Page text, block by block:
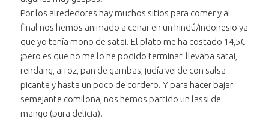
Por los alrededores hay muchos sitios para comer y al
final nos hemos animado a cenar en un hindú/indonesio ya
que yo tenía mono de satai. El plato me ha costado 14,5€
¡pero es que no me lo he podido terminar! llevaba satai,
rendang, arroz, pan de gambas, judía verde con salsa
picante y hasta un poco de cordero. Y para hacer bajar
semejante comilona, nos hemos partido un lassi de
mango (pura delicia).